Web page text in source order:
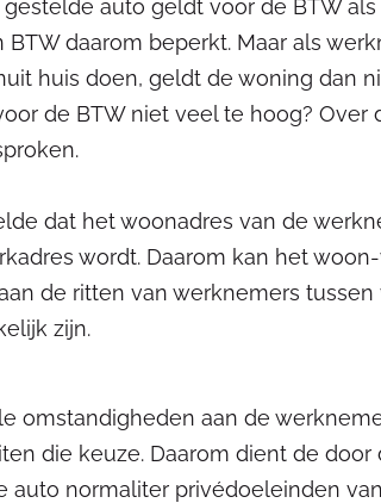
auto geldt voor de BTW als
daarom beperkt. Maar als
huis doen, geldt de woning dan
de BTW niet veel te hoog? Over
dat het woonadres van de
wordt. Daarom kan het
de ritten van werknemers
zijn.
omstandigheden aan de
die keuze. Daarom dient de door
auto normaliter privédoeleinden